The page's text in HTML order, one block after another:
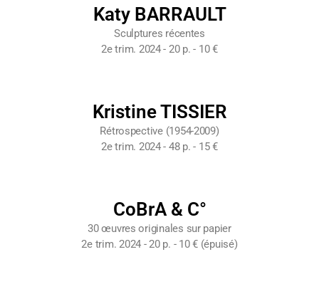
Katy BARRAULT
Sculptures récentes
2e trim. 2024 - 20 p. - 10 €
Kristine TISSIER
Rétrospective (1954-2009)
2e trim. 2024 - 48 p. - 15 €
CoBrA & C°
30 œuvres originales sur papier
2e trim. 2024 - 20 p. - 10 € (épuisé)